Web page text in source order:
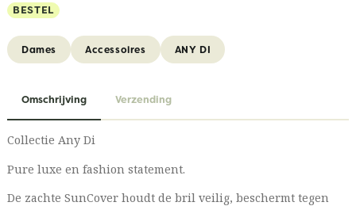
BESTEL
Dames Accessoires ANY DI
Omschrijving
Collectie Any Di
Pure luxe en fashion statement.
De zachte SunCover houdt de bril veilig, beschermt tegen
Verzending